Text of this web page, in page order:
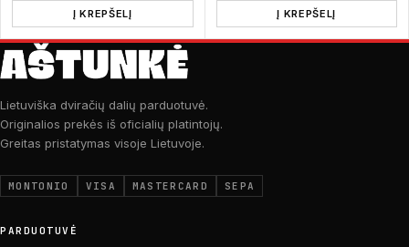
Į KREPŠELĮ Į KREPŠELĮ
Lietuviška dviračių dalių parduotuvė.
Originalios prekės iš oficialių platintojų.
Greitas pristatymas visoje Lietuvoje.
MONTONIO VISA MASTERCARD SEPA
PARDUOTUVĖ